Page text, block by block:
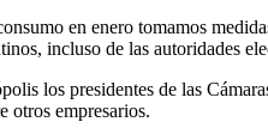
en enero tomamos
incluso de las autoridades
los presidentes de las
otros empresarios.